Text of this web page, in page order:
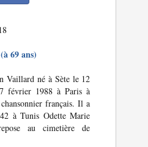
(à 69 ans)
Vaillard né à Sète le 12
février 1988 à Paris à
français. Il a
à Tunis Odette Marie
au cimetière de